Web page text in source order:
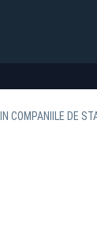
COMPANIILE DE